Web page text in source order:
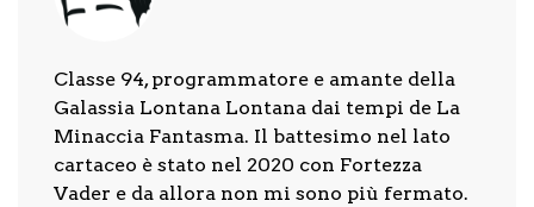
Classe 94, programmatore e amante della
Galassia Lontana Lontana dai tempi de La
Minaccia Fantasma. Il battesimo nel lato
cartaceo è stato nel 2020 con Fortezza
Vader e da allora non mi sono più fermato.